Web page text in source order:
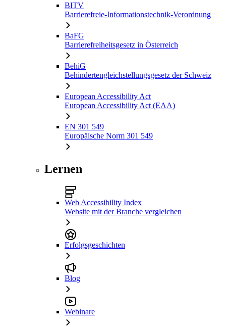
BITV
Barrierefreie-Informationstechnik-Verordnung
BaFG
Barrierefreiheitsgesetz in Österreich
BehiG
Behindertengleichstellungsgesetz der Schweiz
European Accessibility Act
European Accessibility Act (EAA)
EN 301 549
Europäische Norm 301 549
Lernen
Web Accessibility Index
Website mit der Branche vergleichen
Erfolgsgeschichten
Blog
Webinare